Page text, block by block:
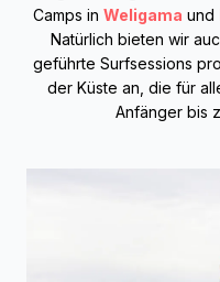
Camps in Weligama und
Natürlich bieten wir
geführte Surfsessions
der Küste an, die für
Anfänger bis